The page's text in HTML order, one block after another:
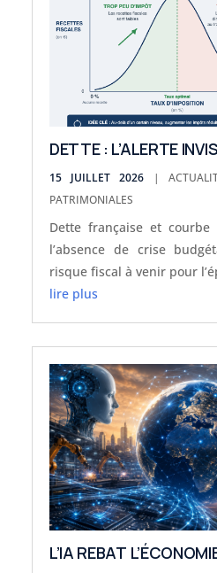
DETTE : L’ALERTE
15 JUILLET 2026 |
PATRIMONIALES
Dette française et
l’absence de crise
risque fiscal à venir pour
lire plus
L’IA REBAT